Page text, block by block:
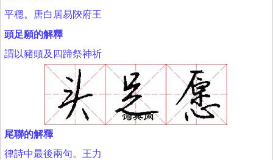
平穩。唐白居易陝府王
頭足願的解釋
謂以豬頭及四蹄祭神祈
尾聯的解釋
律詩中最後兩句。王力